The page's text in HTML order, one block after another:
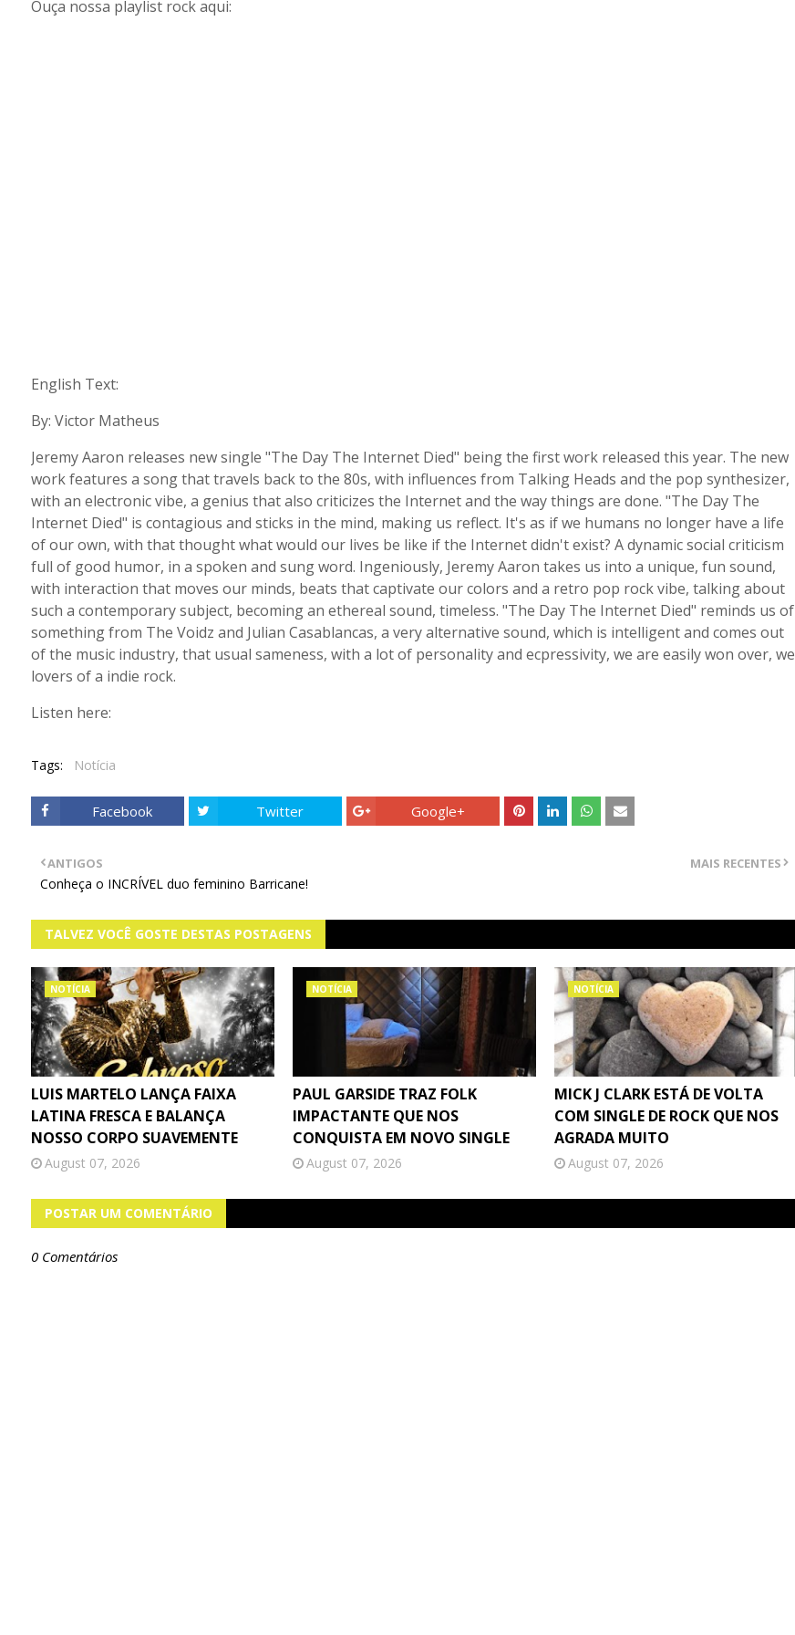
Ouça nossa playlist rock aqui:
English Text:
By: Victor Matheus
Jeremy Aaron releases new single "The Day The Internet Died" being the first work released this year. The new
work features a song that travels back to the 80s, with influences from Talking Heads and the pop synthesizer,
with an electronic vibe, a genius that also criticizes the Internet and the way things are done. "The Day The
Internet Died" is contagious and sticks in the mind, making us reflect. It's as if we humans no longer have a life
of our own, with that thought what would our lives be like if the Internet didn't exist? A dynamic social criticism
full of good humor, in a spoken and sung word. Ingeniously, Jeremy Aaron takes us into a unique, fun sound,
with interaction that moves our minds, beats that captivate our colors and a retro pop rock vibe, talking about
such a contemporary subject, becoming an ethereal sound, timeless. "The Day The Internet Died" reminds us of
something from The Voidz and Julian Casablancas, a very alternative sound, which is intelligent and comes out
of the music industry, that usual sameness, with a lot of personality and ecpressivity, we are easily won over, we
lovers of a indie rock.
Listen here:
Tags: Notícia
Facebook Twitter Google+
MAIS RECENTES
ANTIGOS
Conheça o INCRÍVEL duo feminino Barricane!
TALVEZ VOCÊ GOSTE DESTAS POSTAGENS
NOTÍCIA
LUIS MARTELO LANÇA FAIXA
LATINA FRESCA E BALANÇA
NOSSO CORPO SUAVEMENTE
August 07, 2026
NOTÍCIA
PAUL GARSIDE TRAZ FOLK
IMPACTANTE QUE NOS
CONQUISTA EM NOVO SINGLE
August 07, 2026
NOTÍCIA
MICK J CLARK ESTÁ DE VOLTA
COM SINGLE DE ROCK QUE NOS
AGRADA MUITO
August 07, 2026
POSTAR UM COMENTÁRIO
0 Comentários